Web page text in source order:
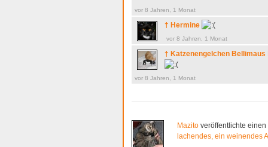
vor 8 Jahren, 1 Monat
† Hermine
vor 8 Jahren, 1 Monat
† Katzenengelchen Bellimaus
vor 8 Jahren, 1 Monat
Mazito veröffentlichte einen
lachendes, ein weinendes